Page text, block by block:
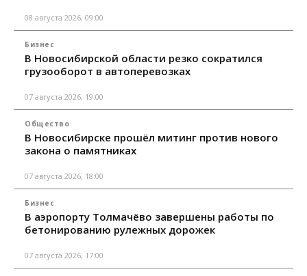
08 августа 2026, 09:00
Бизнес
В Новосибирской области резко сократился
грузооборот в автоперевозках
07 августа 2026, 19:00
Общество
В Новосибирске прошёл митинг против нового
закона о памятниках
07 августа 2026, 18:00
Бизнес
В аэропорту Толмачёво завершены работы по
бетонированию рулежных дорожек
07 августа 2026, 17:00